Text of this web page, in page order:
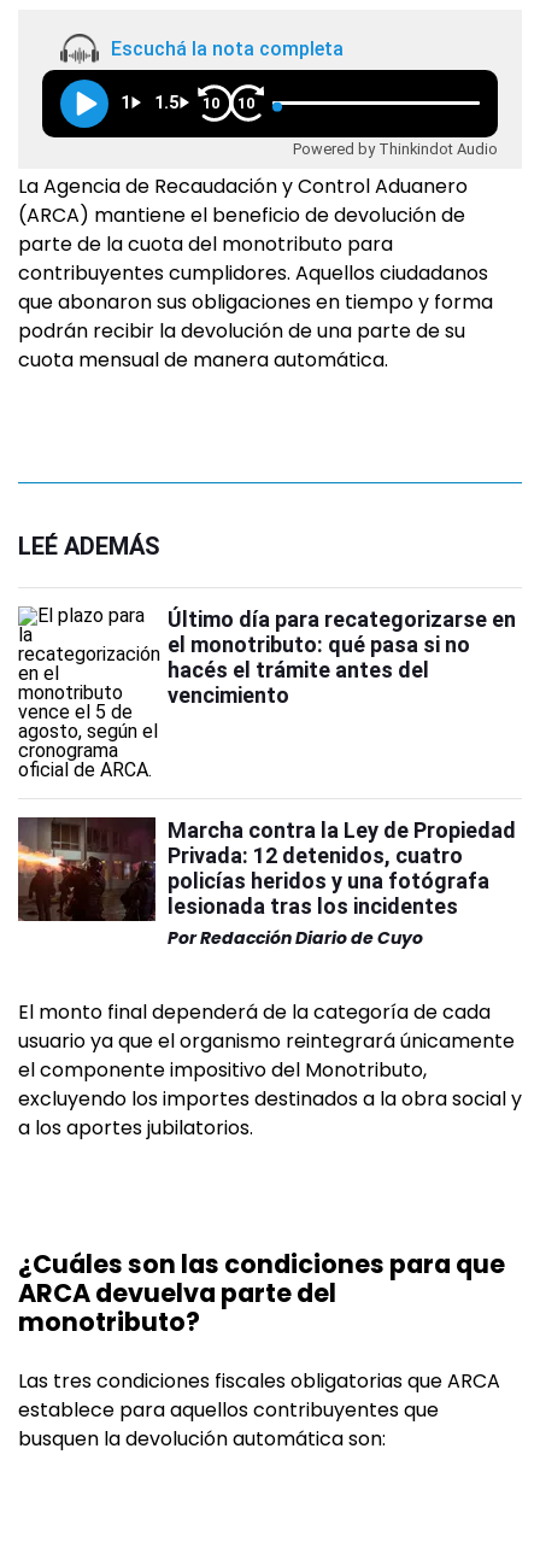
Escuchá la nota completa
1 1.5 10 10
Powered by Thinkindot Audio
La Agencia de Recaudación y Control Aduanero
(ARCA) mantiene el beneficio de devolución de
parte de la cuota del monotributo para
contribuyentes cumplidores. Aquellos ciudadanos
que abonaron sus obligaciones en tiempo y forma
podrán recibir la devolución de una parte de su
cuota mensual de manera automática.
LEÉ ADEMÁS
Último día para recategorizarse en
el monotributo: qué pasa si no
hacés el trámite antes del
vencimiento
Marcha contra la Ley de Propiedad
Privada: 12 detenidos, cuatro
policías heridos y una fotógrafa
lesionada tras los incidentes
PorRedacción Diario de Cuyo
El monto final dependerá de la categoría de cada
usuario ya que el organismo reintegrará únicamente
el componente impositivo del Monotributo,
excluyendo los importes destinados a la obra social y
a los aportes jubilatorios.
¿Cuáles son las condiciones para que
ARCA devuelva parte del
monotributo?
Las tres condiciones fiscales obligatorias que ARCA
establece para aquellos contribuyentes que
busquen la devolución automática son: